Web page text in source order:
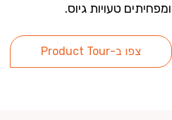
טעויות גיוס.
צפו ב-Product Tour